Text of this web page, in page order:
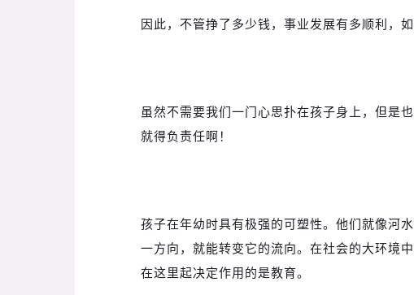
因此，不管挣了多少钱，事业发展有多顺利，
虽然不需要我们一门心思扑在孩子身上，但是
就得负责任啊！
孩子在年幼时具有极强的可塑性。他们就像河
一方向，就能转变它的流向。在社会的大环境
在这里起决定作用的是教育。